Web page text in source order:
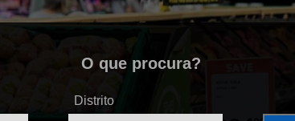
O que procura?
Distrito